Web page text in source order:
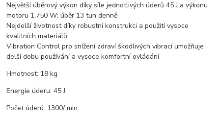
Největší úběrový výkon díky síle jednotlivých úderů 45 J a výkonu
motoru 1.750 W: úběr 13 tun denně
Nejdelší životnost díky robustní konstrukci a použití vysoce
kvalitních materiálů
Vibration Control pro snížení zdraví škodlivých vibrací umožňuje
delší dobu používání a vysoce komfortní ovládání
Hmotnost: 18 kg
Energie úderu: 45 J
Počet úderů: 1300/ min.